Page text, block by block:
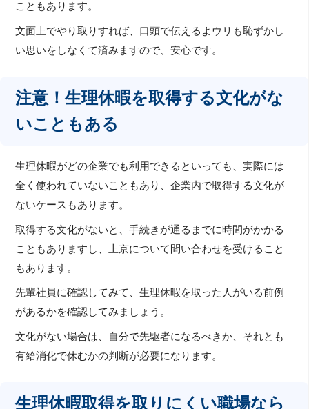
こともあります。
文面上でやり取りすれば、口頭で伝えるよウリも恥ずかし
い思いをしなくて済みますので、安心です。
注意！生理休暇を取得する文化がな
いこともある
生理休暇がどの企業でも利用できるといっても、実際には
全く使われていないこともあり、企業内で取得する文化が
ないケースもあります。
取得する文化がないと、手続きが通るまでに時間がかかる
こともありますし、上京について問い合わせを受けること
もあります。
先輩社員に確認してみて、生理休暇を取った人がいる前例
があるかを確認してみましょう。
文化がない場合は、自分で先駆者になるべきか、それとも
有給消化で休むかの判断が必要になります。
生理休暇取得を取りにくい職場なら